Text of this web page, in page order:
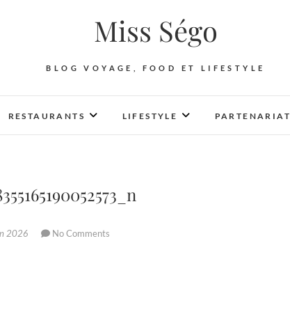
Miss Ségo
BLOG VOYAGE, FOOD ET LIFESTYLE
RESTAURANTS LIFESTYLE PARTENARIAT
2026 No Comments